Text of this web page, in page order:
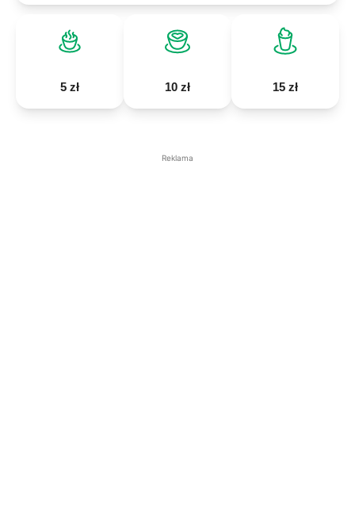
5 zł 10 zł 15 zł
Reklama